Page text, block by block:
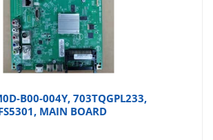
B00-004Y, 703TQGPL233,
MAIN BOARD